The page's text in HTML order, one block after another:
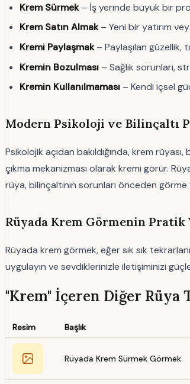
Krem Sürmek– İş yerinde büyük bir
Krem Satın Almak– Yeni bir yatırım
Kremi Paylaşmak– Paylaşılan güzellik,
Kremin Bozulması – Sağlık sorunları,
Kremin Kullanılmaması – Kendi içsel
Modern Psikoloji ve Bilinçaltı
Psikolojik açıdan bakıldığında, krem
çıkma mekanizması olarak kremi görür.
rüya, bilinçaltının sorunları önceden
Rüyada Krem Görmenin Pratik
Rüyada krem görmek, eğer sık sık
uygulayın ve sevdiklerinizle iletişiminizi
"Krem" İçeren Diğer Rüya
Resim Başlık
Rüyada Krem Sürmek Görmek